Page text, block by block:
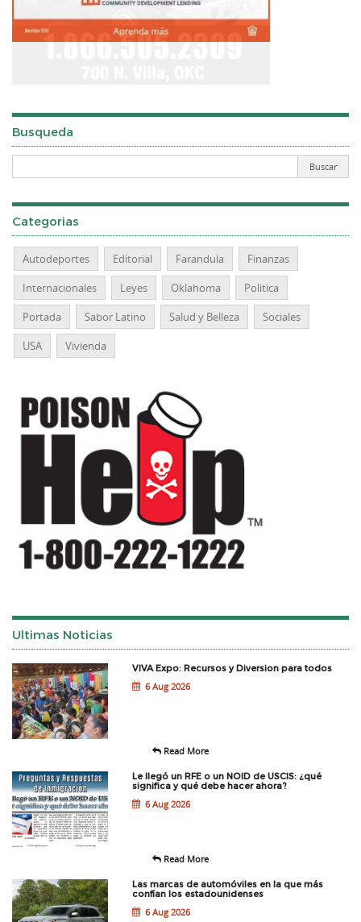
Busqueda
Categorias
Autodeportes Editorial Farandula
Finanzas
Internacionales
Leyes Oklahoma
Politica
Portada
Sabor Latino Salud y Belleza
Sociales
USA
Vivienda
Ultimas Noticias
VIVA Expo: Recursos y Diversion para todos
6 Aug 2026
Read More
Le llegó un RFE o un NOID de USCIS: ¿qué
significa y qué debe hacer ahora?
6 Aug 2026
Read More
Las marcas de automóviles en la que más
confían los estadounidenses
6 Aug 2026